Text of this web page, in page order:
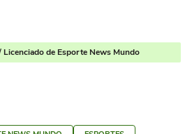
de Esporte News Mundo